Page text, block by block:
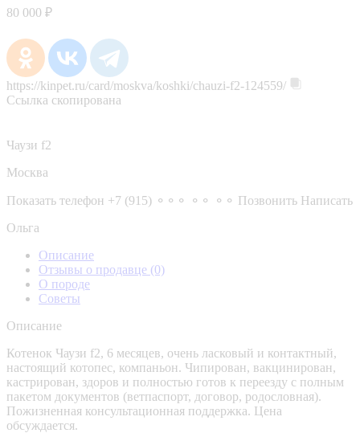
80 000 ₽
https://kinpet.ru/card/moskva/koshki/chauzi-f2-124559/
Ссылка скопирована
Чаузи f2
Москва
Показать телефон +7 (915) ⚬⚬⚬ ⚬⚬ ⚬⚬ Позвонить Написать
Ольга
Описание
Отзывы о продавце (0)
О породе
Советы
Описание
Котенок Чаузи f2, 6 месяцев, очень ласковый и контактный,
настоящий котопес, компаньон. Чипирован, вакцинирован,
кастрирован, здоров и полностью готов к переезду с полным
пакетом документов (ветпаспорт, договор, родословная).
Пожизненная консультационная поддержка. Цена
обсуждается.